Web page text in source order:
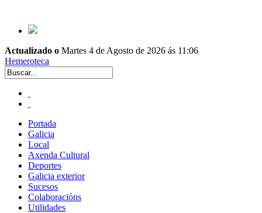
Actualizado o Martes 4 de Agosto de 2026 ás 11:06
Hemeroteca
Portada
Galicia
Local
Axenda Cultural
Deportes
Galicia exterior
Sucesos
Colaboracións
Utilidades